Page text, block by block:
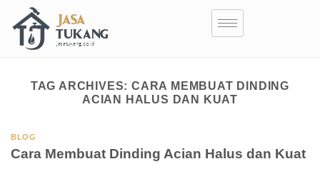
TAG ARCHIVES:CARA MEMBUAT DINDING
ACIAN HALUS DAN KUAT
BLOG
Cara Membuat Dinding Acian Halus dan Kuat